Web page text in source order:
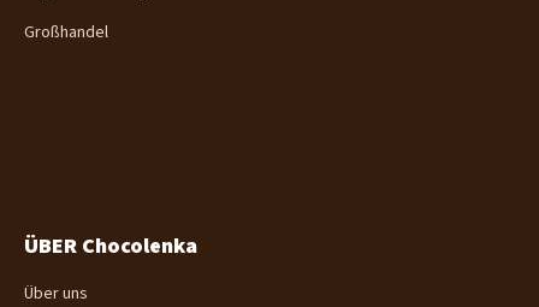
Großhandel
ÜBER Chocolenka
Über uns